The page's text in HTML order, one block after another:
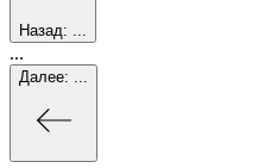
Назад:
...
Далее: